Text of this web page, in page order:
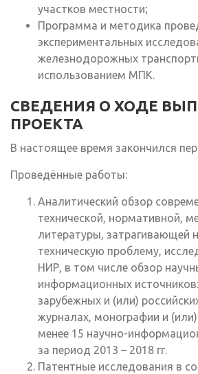
участков местности;
Программа и методика
экспериментальных
железнодорожных
использованием МПК.
СВЕДЕНИЯ О ХОДЕ
ПРОЕКТА
В настоящее время закончился
Проведённые работы:
Аналитический обзор
технической, нормативной,
литературы, затрагивающей
техническую проблему,
НИР, в том числе обзор
информационных
зарубежных и (или)
журналах, монографии и
менее 15 научно-
за период 2013 – 2018 гг.
Патентные исследования в